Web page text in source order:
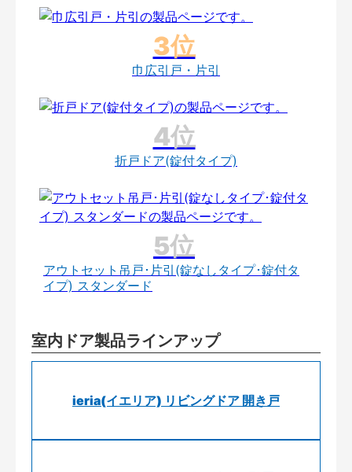
巾広引戸・片引
折戸ドア(錠付タイプ)
アウトセット吊戸･片引(錠なしタイプ･錠付タ
イプ) スタンダード
室内ドア製品ラインアップ
ieria(イエリア) リビングドア 開き戸